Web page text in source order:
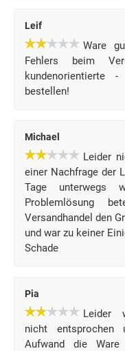
Leif
Ware
Fehlers beim
bestellen!
Michael
Leider
einer Nachfrage der
Tage
Problemlösung
Versandhandel den
und war zu keiner
Schade
Pia
Leider
nicht
Aufwand die